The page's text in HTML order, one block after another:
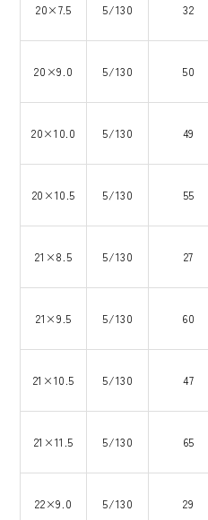
20×7.5 5/130 32
20×9.0 5/130 50
20×10.0 5/130 49
20×10.5 5/130 55
21×8.5 5/130 27
21×9.5 5/130 60
21×10.5 5/130 47
21×11.5 5/130 65
22×9.0 5/130 29